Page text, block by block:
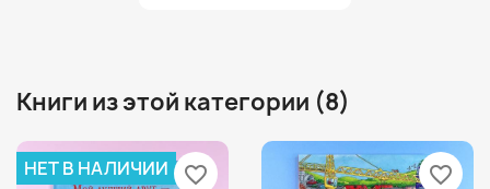
Книги из этой категории (8)
НЕТ В НАЛИЧИИ favorite_border favorite_border